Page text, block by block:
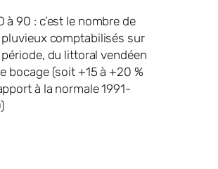
à 90 : c’est le nombre de
comptabilisés sur
du littoral vendéen
bocage (soit +15 à +20 %
à la normale 1991-